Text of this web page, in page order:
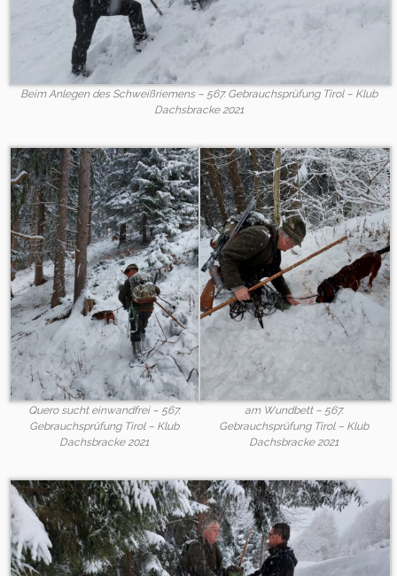
Beim Anlegen des Schweißriemens – 567. Gebrauchsprüfung Tirol – Klub
Dachsbracke 2021
Quero sucht einwandfrei – 567.
Gebrauchsprüfung Tirol – Klub
Dachsbracke 2021
am Wundbett – 567.
Gebrauchsprüfung Tirol – Klub
Dachsbracke 2021